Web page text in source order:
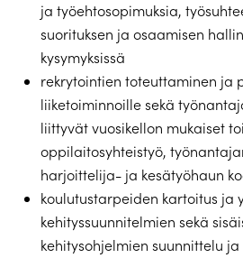
ja työehtosopimuksia,
suorituksen ja osaamisen
kysymyksissä
rekrytointien toteuttaminen ja
liiketoiminnoille sekä
liittyvät vuosikellon mukaiset
oppilaitosyhteistyö,
harjoittelija- ja kesätyöhaun
koulutustarpeiden kartoitus ja
kehityssuunnitelmien sekä
kehitysohjelmien suunnittelu